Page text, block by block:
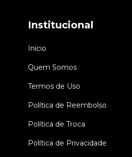
Institucional
Início
Quem Somos
Termos de Uso
Política de Reembolso
Política de Troca
Política de Privacidade